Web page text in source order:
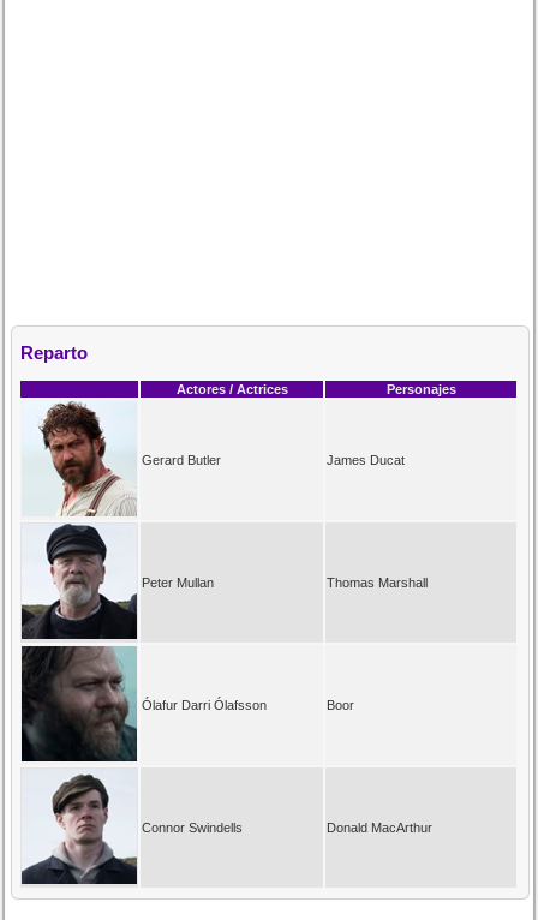
Reparto
Actores / Actrices Personajes
Gerard Butler James Ducat
Peter Mullan Thomas Marshall
Ólafur Darri Ólafsson Boor
Connor Swindells Donald MacArthur